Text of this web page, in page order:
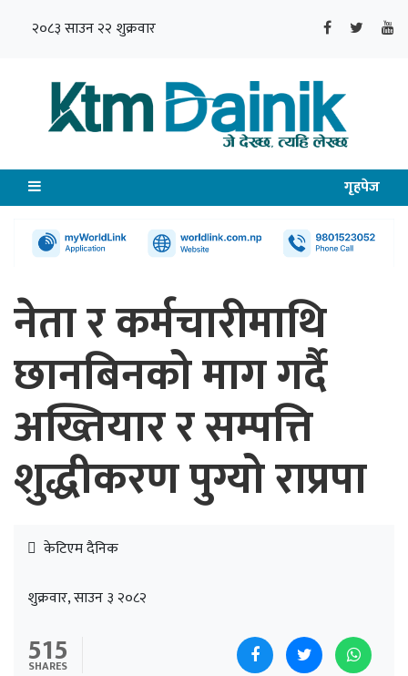
२०८३ साउन २२ शुक्रवार
गृहपेज
नेता र कर्मचारीमाथि
छानबिनको माग गर्दै
अख्तियार र सम्पत्ति
शुद्धीकरण पुग्यो राप्रपा
केटिएम दैनिक
शुक्रवार, साउन ३ २०८२
515
SHARES